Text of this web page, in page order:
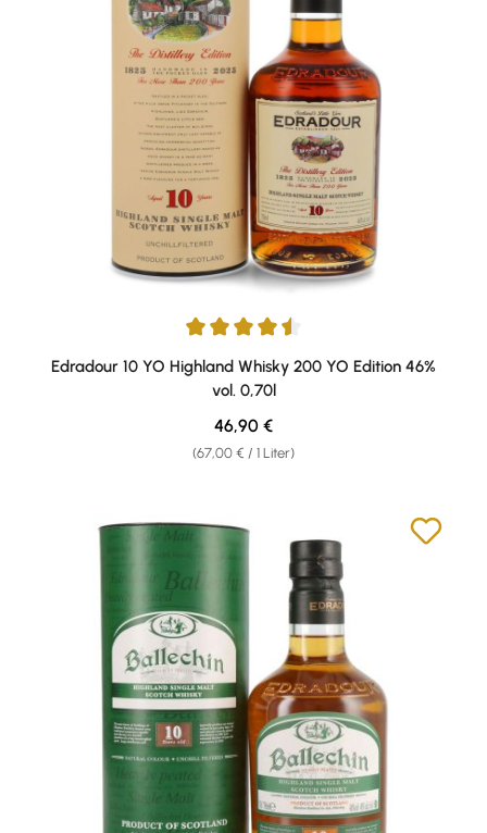
Durchschnittliche Bewertung von 4.5 von 5 Sternen
Edradour 10 YO Highland Whisky 200 YO Edition 46%
vol. 0,70l
(67,00 € / 1 Liter)
Regulärer Preis:
46,90 €